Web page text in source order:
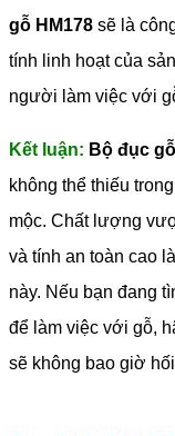
gỗ HM178 sẽ là
tính linh hoạt của
người làm việc với
Kết luận: Bộ đục
không thể thiếu
mộc. Chất lượng
và tính an toàn cao
này. Nếu bạn đang
để làm việc với gỗ,
sẽ không bao giờ